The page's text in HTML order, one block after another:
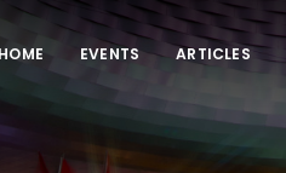
HOME EVENTS ARTICLES